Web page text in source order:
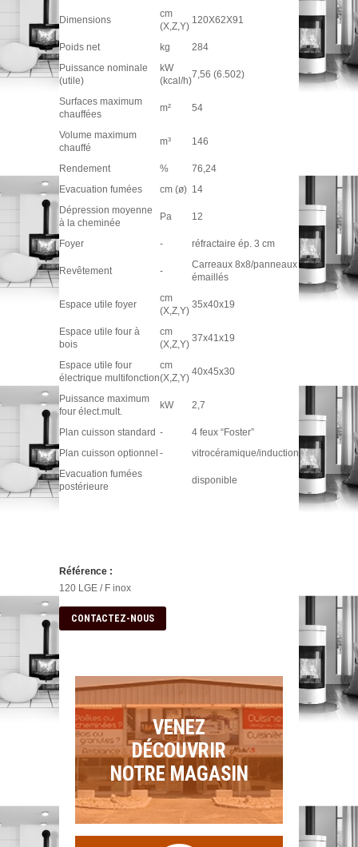
Dimensions
cm
(X,Z,Y)
120X62X91
Poids net kg
284
Puissance nominale
(utile)
kW
(kcal/h)
7,56 (6.502)
Surfaces maximum
chauffées
m² 54
Volume maximum
chauffé
m³ 146
Rendement %
76,24
Evacuation fumées
cm (ø) 14
Dépression moyenne
à la cheminée
Pa 12
Foyer - réfractaire ép. 3 cm
Revêtement -
Carreaux 8x8/panneaux
émaillés
Espace utile foyer
cm
(X,Z,Y)
35x40x19
Espace utile four à
bois
cm
(X,Z,Y)
37x41x19
Espace utile four
électrique multifonction
cm
(X,Z,Y)
40x45x30
Puissance maximum
four élect.mult.
kW 2,7
Plan cuisson standard -
4 feux “Foster”
Plan cuisson optionnel -
vitrocéramique/induction
Evacuation fumées
postérieure
disponible
Référence :
120 LGE / F inox
CONTACTEZ-NOUS
VENEZ
DÉCOUVRIR
NOTRE MAGASIN